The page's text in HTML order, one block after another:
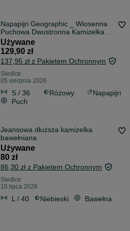
Napapijri Geographic _ Wiosenna
Puchowa Dwustronna Kamizelka _
Bezrękawnik _ Down Vest _ S
Używane
129,90 zł
137,95 zł z Pakietem Ochronnym
Siedlce
05 sierpnia 2026
S / 36 Różowy
Napapijri
Puch
Jeansowa dłuższa kamizelka
bawełniana
Używane
80 zł
86,30 zł z Pakietem Ochronnym
Siedlce
15 lipca 2026
L / 40 Niebieski Bawełna